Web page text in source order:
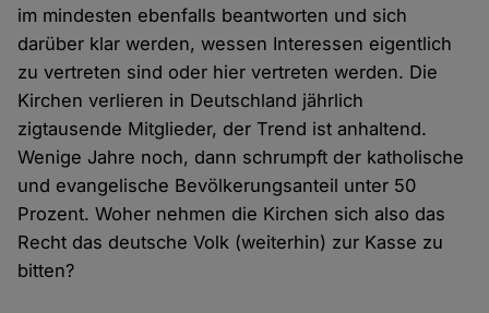
im mindesten ebenfalls beantworten und sich
darüber klar werden, wessen Interessen eigentlich
zu vertreten sind oder hier vertreten werden. Die
Kirchen verlieren in Deutschland jährlich
zigtausende Mitglieder, der Trend ist anhaltend.
Wenige Jahre noch, dann schrumpft der katholische
und evangelische Bevölkerungsanteil unter 50
Prozent. Woher nehmen die Kirchen sich also das
Recht das deutsche Volk (weiterhin) zur Kasse zu
bitten?